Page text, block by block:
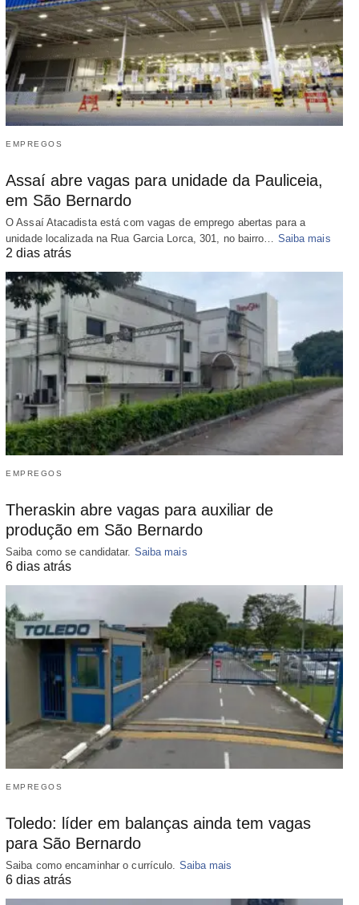
EMPREGOS
Assaí abre vagas para unidade da Pauliceia,
em São Bernardo
O Assaí Atacadista está com vagas de emprego abertas para a
unidade localizada na Rua Garcia Lorca, 301, no bairro… Saiba mais
2 dias atrás
EMPREGOS
Theraskin abre vagas para auxiliar de
produção em São Bernardo
Saiba como se candidatar. Saiba mais
6 dias atrás
EMPREGOS
Toledo: líder em balanças ainda tem vagas
para São Bernardo
Saiba como encaminhar o currículo. Saiba mais
6 dias atrás